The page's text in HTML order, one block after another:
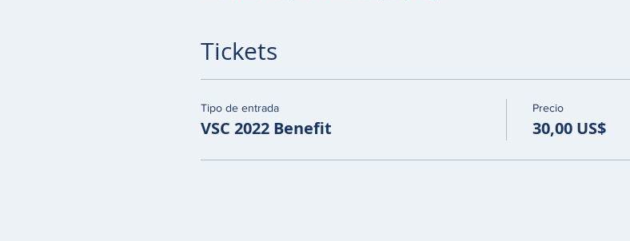
Tickets
Tipo de entrada
VSC 2022 Benefit
Precio
30,00 US$